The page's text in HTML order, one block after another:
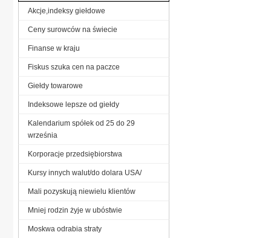
Akcje,indeksy giełdowe
Ceny surowców na świecie
Finanse w kraju
Fiskus szuka cen na paczce
Giełdy towarowe
Indeksowe lepsze od giełdy
Kalendarium spółek od 25 do 29
września
Korporacje przedsiębiorstwa
Kursy innych walut/do dolara USA/
Mali pozyskują niewielu klientów
Mniej rodzin żyje w ubóstwie
Moskwa odrabia straty